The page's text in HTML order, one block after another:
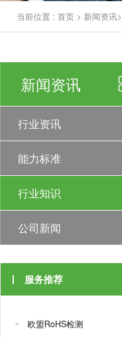
当前位置 : 首页 > 新闻资讯>
新闻资讯
行业资讯
能力标准
行业知识
公司新闻
服务推荐
欧盟RoHS检测